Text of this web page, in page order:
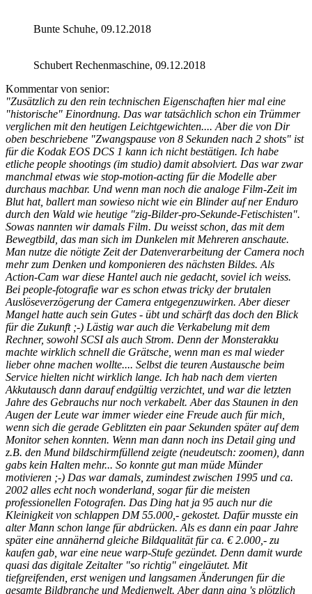
Bunte Schuhe, 09.12.2018
Schubert Rechenmaschine, 09.12.2018
Kommentar von senior:
"Zusätzlich zu den rein technischen Eigenschaften hier mal eine
"historische" Einordnung. Das war tatsächlich schon ein Trümmer
verglichen mit den heutigen Leichtgewichten.... Aber die von Dir
oben beschriebene "Zwangspause von 8 Sekunden nach 2 shots" ist
für die Kodak EOS DCS 1 kann ich nicht bestätigen. Ich habe
etliche people shootings (im studio) damit absolviert. Das war zwar
manchmal etwas wie stop-motion-acting für die Modelle aber
durchaus machbar. Und wenn man noch die analoge Film-Zeit im
Blut hat, ballert man sowieso nicht wie ein Blinder auf ner Enduro
durch den Wald wie heutige "zig-Bilder-pro-Sekunde-Fetischisten".
Sowas nannten wir damals Film. Du weisst schon, das mit dem
Bewegtbild, das man sich im Dunkelen mit Mehreren anschaute.
Man nutze die nötigte Zeit der Datenverarbeitung der Camera noch
mehr zum Denken und komponieren des nächsten Bildes. Als
Action-Cam war diese Hantel auch nie gedacht, soviel ich weiss.
Bei people-fotografie war es schon etwas tricky der brutalen
Auslöseverzögerung der Camera entgegenzuwirken. Aber dieser
Mangel hatte auch sein Gutes - übt und schärft das doch den Blick
für die Zukunft ;-) Lästig war auch die Verkabelung mit dem
Rechner, sowohl SCSI als auch Strom. Denn der Monsterakku
machte wirklich schnell die Grätsche, wenn man es mal wieder
lieber ohne machen wollte.... Selbst die teuren Austausche beim
Service hielten nicht wirklich lange. Ich hab nach dem vierten
Akkutausch dann darauf endgültig verzichtet, und war die letzten
Jahre des Gebrauchs nur noch verkabelt. Aber das Staunen in den
Augen der Leute war immer wieder eine Freude auch für mich,
wenn sich die gerade Geblitzten ein paar Sekunden später auf dem
Monitor sehen konnten. Wenn man dann noch ins Detail ging und
z.B. den Mund bildschirmfüllend zeigte (neudeutsch: zoomen), dann
gabs kein Halten mehr... So konnte gut man müde Münder
motivieren ;-) Das war damals, zumindest zwischen 1995 und ca.
2002 alles echt noch wonderland, sogar für die meisten
professionellen Fotografen. Das Ding hat ja 95 auch nur die
Kleinigkeit von schlappen DM 55.000,- gekostet. Dafür musste ein
alter Mann schon lange für abdrücken. Als es dann ein paar Jahre
später eine annähernd gleiche Bildqualität für ca. € 2.000,- zu
kaufen gab, war eine neue warp-Stufe gezündet. Denn damit wurde
quasi das digitale Zeitalter "so richtig" eingeläutet. Mit
tiefgreifenden, erst wenigen und langsamen Änderungen für die
gesamte Bildbranche und Medienwelt. Aber dann ging 's plötzlich